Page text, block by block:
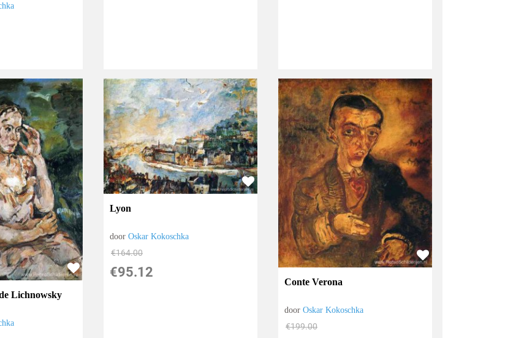
Lichnowsky
Lyon
doorOskar Kokoschka
€164.00
€95.12
Conte Verona
doorOskar Kokoschka
€199.00